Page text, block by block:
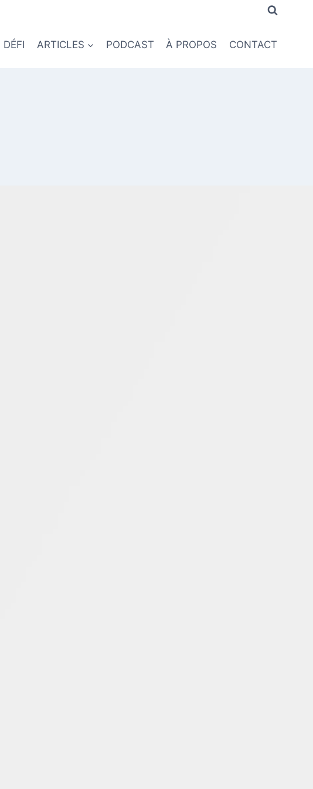
DÉFI ARTICLES PODCAST À PROPOS CONTACT